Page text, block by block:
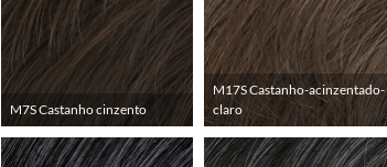
M7S Castanho cinzento
M17S Castanho-acinzentado-
claro